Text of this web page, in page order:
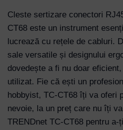
Cleste sertizare conectori
CT68 este un instrument
lucrează cu rețele de cabluri.
sale versatile și designului
dovedește a fi nu doar
utilizat. Fie că ești un
hobbyist, TC-CT68 îți va oferi
nevoie, la un preț care nu îți
TRENDnet TC-CT68 pentru
Password
Lost your password?